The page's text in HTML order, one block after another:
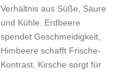
Verhältnis aus Süße, Säure
und Kühle. Erdbeere
spendet Geschmeidigkeit,
Himbeere schafft Frische-
Kontrast, Kirsche sorgt für